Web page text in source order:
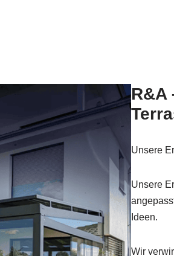
R&A
Unsere
Unsere
Ideen.
Wir